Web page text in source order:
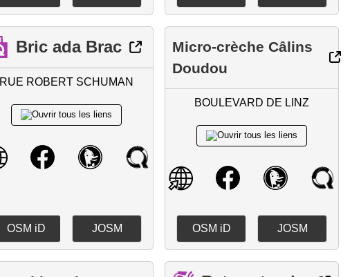
Bric ada Brac
RUE ROBERT SCHUMAN
OSM iD JOSM
Micro-crèche Câlins
Doudou
BOULEVARD DE LINZ
OSM iD JOSM